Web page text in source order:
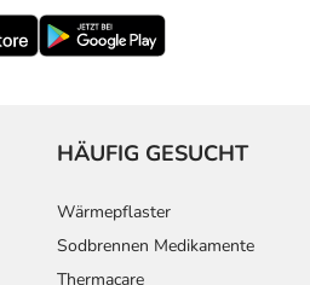
HÄUFIG GESUCHT
Wärmepflaster
Sodbrennen Medikamente
Thermacare